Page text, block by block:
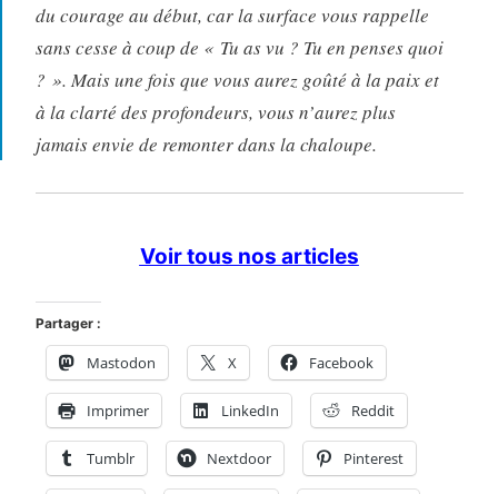
du courage au début, car la surface vous rappelle
sans cesse à coup de « Tu as vu ? Tu en penses quoi
? ». Mais une fois que vous aurez goûté à la paix et
à la clarté des profondeurs, vous n’aurez plus
jamais envie de remonter dans la chaloupe.
Voir tous nos articles
Partager :
Mastodon X Facebook
Imprimer LinkedIn Reddit
Tumblr Nextdoor Pinterest